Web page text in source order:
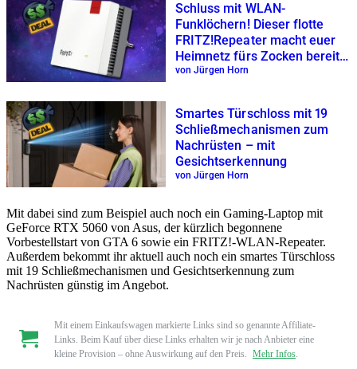
Schluss mit WLAN-
Funklöchern! Dieser flotte
FRITZ!Repeater macht euer
Heimnetz fürs Zocken bereit
– Jetzt zum Mega-Prime-
von Jürgen Horn
Smartes Türschloss mit 19
Schließmechanismen zum
Nachrüsten – mit
Gesichtserkennung
von Jürgen Horn
Mit dabei sind zum Beispiel auch noch ein Gaming-Laptop mit
GeForce RTX 5060 von Asus, der kürzlich begonnene
Vorbestellstart von GTA 6 sowie ein FRITZ!-WLAN-Repeater.
Außerdem bekommt ihr aktuell auch noch ein smartes Türschloss
mit 19 Schließmechanismen und Gesichtserkennung zum
Nachrüsten günstig im Angebot.
Mit einem Einkaufswagen markierte Links sind so genannte Affiliate-
Links. Beim Kauf über diese Links erhalten wir je nach Anbieter eine
kleine Provision – ohne Auswirkung auf den Preis. Mehr Infos.